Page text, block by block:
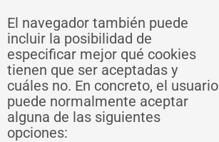
El navegador también puede
incluir la posibilidad de
especificar mejor qué cookies
tienen que ser aceptadas y
cuáles no. En concreto, el usuario
puede normalmente aceptar
alguna de las siguientes
opciones: